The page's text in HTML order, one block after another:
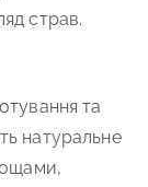
страв.
та
натуральне